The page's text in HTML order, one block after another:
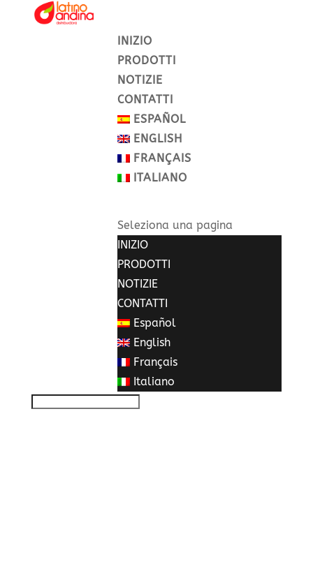
INIZIO
PRODOTTI
NOTIZIE
CONTATTI
ESPAÑOL
ENGLISH
FRANÇAIS
ITALIANO
Seleziona una pagina
INIZIO
PRODOTTI
NOTIZIE
CONTATTI
Español
English
Français
Italiano